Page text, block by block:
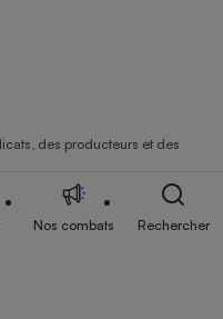
des producteurs et des
Nos combats Rechercher